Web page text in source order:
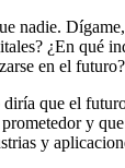
nadie.
¿En qué
en el futuro?
que el
y
y